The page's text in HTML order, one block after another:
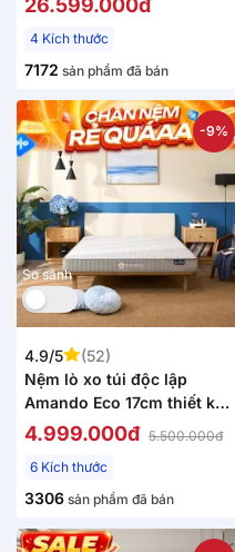
26.599.000đ
4 Kích thước
7172 sản phẩm đã bán
So sánh
-9%
4.9/5
(52)
Nệm lò xo túi độc lập
Amando Eco 17cm thiết kế
nhỏ gọn
4.999.000đ 5.500.000đ
6 Kích thước
3306 sản phẩm đã bán